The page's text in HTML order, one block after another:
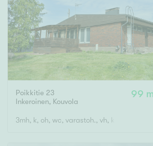
Poikkitie 23
Inkeroinen, Kouvola
99
3mh, k, oh, wc, varastoh., vh, kph, s,